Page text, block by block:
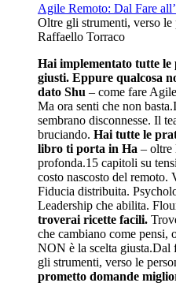
Agile Remoto: Dal Fare
Oltre gli strumenti, verso le
Raffaello Torraco
Hai implementato tutte
giusti. Eppure qualcosa
dato Shu – come fare
Ma ora senti che non
sembrano disconnesse. Il
bruciando. Hai tutte le
libro ti porta in Ha – oltre
profonda.15 capitoli su
costo nascosto del remoto.
Fiducia distribuita.
Leadership che abilita.
troverai ricette facili.
che cambiano come pensi,
NON è la scelta giusta.Dal
gli strumenti, verso le
prometto domande